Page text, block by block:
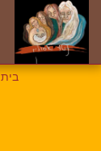
בית